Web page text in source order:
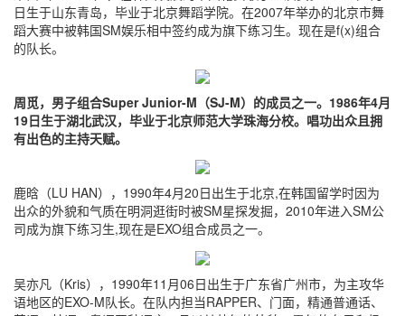
日生于山东青岛，毕业于北京舞蹈学院。在2007年举办的北京市舞
蹈大赛中被韩国SM娱乐相中签约成为旗下练习生。现在是f(x)组合
的队长。
周觅，男子组合Super Junior-M（SJ-M）的成员之一。1986年4月
19日生于湖北武汉，毕业于北京师范大学珠海分校。唱功出众且拥
有出色的主持天赋。
鹿晗（LU HAN），1990年4月20日出生于北京,在韩国留学时因为
出众的外貌和气质在明洞逛街时被SM星探发掘，2010年进入SM公
司成为旗下练习生,现在是EXO组合成员之一。
吴亦凡（Kris），1990年11月06日出生于广东省广州市，为主攻华
语地区的EXO-M队长。在队内担当RAPPER、门面，精通普通话、